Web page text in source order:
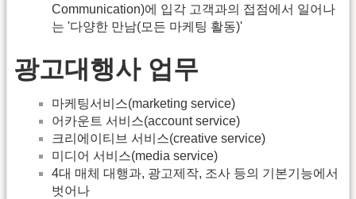
Communication)에 입각 고객과의 접점에서 일어나
는 '다양한 만남(모든 마케팅 활동)'
광고대행사 업무
마케팅서비스(marketing service)
어카운트 서비스(account service)
크리에이티브 서비스(creative service)
미디어 서비스(media service)
4대 매체 대행과, 광고제작, 조사 등의 기본기능에서
벗어나